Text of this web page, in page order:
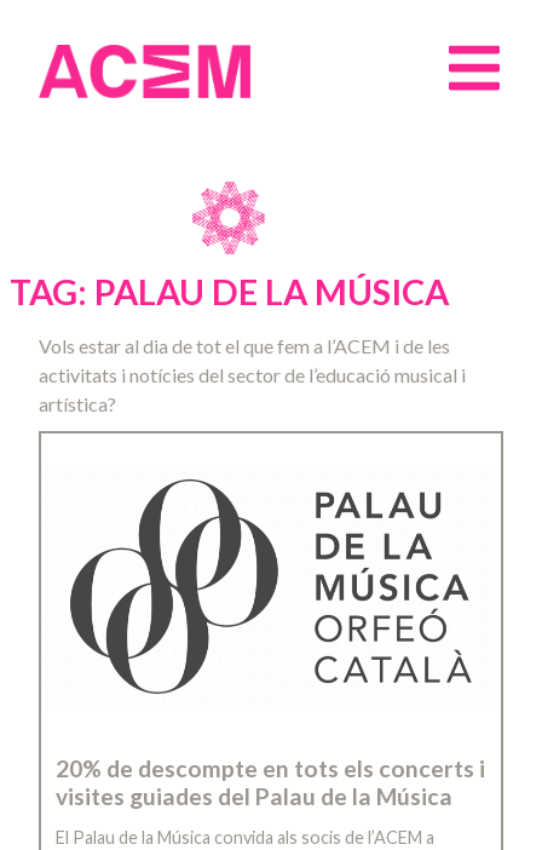
TAG: PALAU DE LA MÚSICA
Vols estar al dia de tot el que fem a l’ACEM i de les
activitats i notícies del sector de l’educació musical i
artística?
20% de descompte en tots els concerts i
visites guiades del Palau de la Música
El Palau de la Música convida als socis de l’ACEM a